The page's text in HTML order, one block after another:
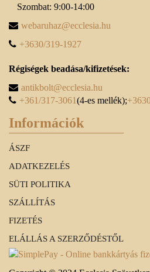
Szombat: 9:00-14:00
webaruhaz@ecclesia.hu
+3630/319-1927
Régiségek beadása/kifizetések:
antikbolt@ecclesia.hu
+361/317-3061(4-es mellék);
Információk
ÁSZF
ADATKEZELÉS
SÜTI POLITIKA
SZÁLLÍTÁS
FIZETÉS
ELÁLLÁS A SZERZŐDÉSTŐL